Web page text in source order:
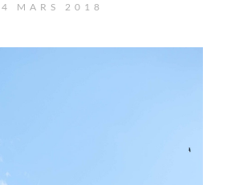
MARS 2018